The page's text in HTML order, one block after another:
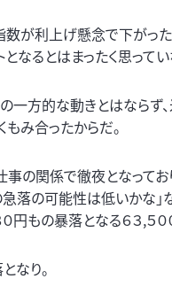
が利上げ懸念で下がっ
るとはまったく思ってい
一方的な動きとはなら
み合ったからだ。
の関係で徹夜となってお
落の可能性は低いかな」
円もの暴落となる６３,５
なり。